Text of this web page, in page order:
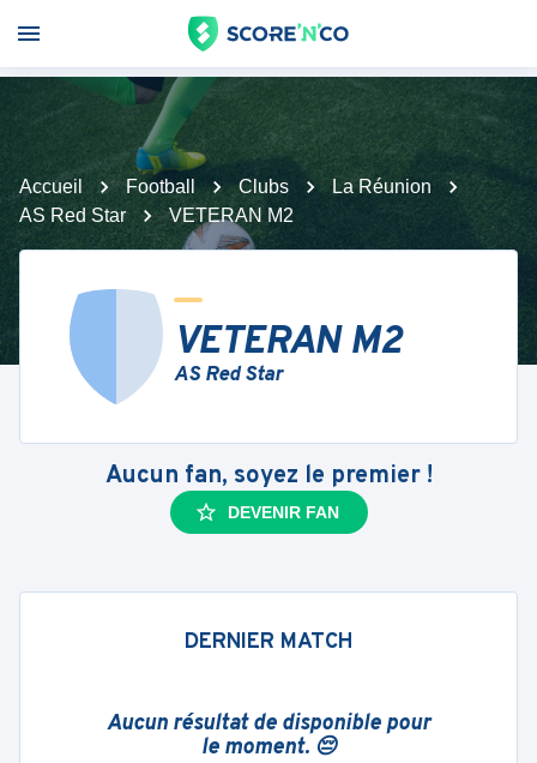
Accueil Football Clubs
La Réunion
AS Red Star
VETERAN M2
VETERAN M2
AS Red Star
Aucun fan, soyez le premier !
DEVENIR FAN
DERNIER MATCH
Aucun résultat de disponible pour
le moment. 😔